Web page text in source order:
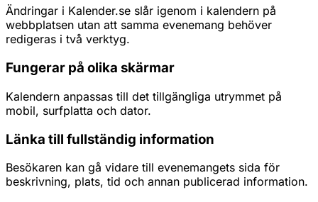
Ändringar i Kalender.se slår igenom i kalendern på
webbplatsen utan att samma evenemang behöver
redigeras i två verktyg.
Fungerar på olika skärmar
Kalendern anpassas till det tillgängliga utrymmet på
mobil, surfplatta och dator.
Länka till fullständig information
Besökaren kan gå vidare till evenemangets sida för
beskrivning, plats, tid och annan publicerad information.